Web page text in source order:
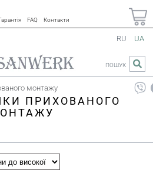
FAQ Контакти
RU UA
ПОШУК
монтажу
ПРИХОВАНОГО